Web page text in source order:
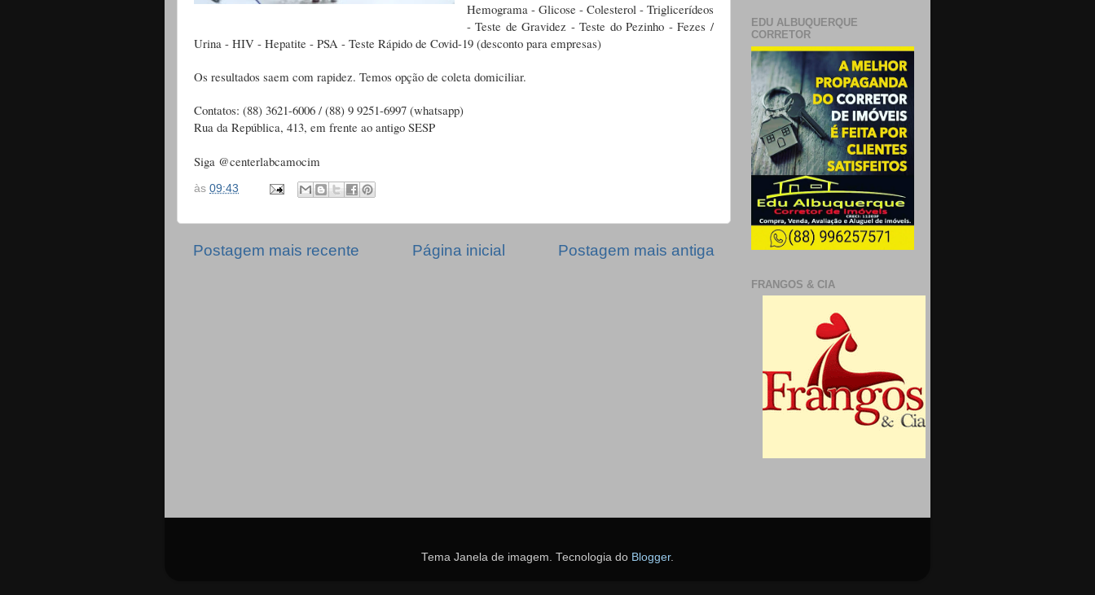
Hemograma - Glicose - Colesterol - Triglicerídeos
- Teste de Gravidez - Teste do Pezinho - Fezes /
Urina - HIV - Hepatite - PSA - Teste Rápido de Covid-19 (desconto para empresas)
Os resultados saem com rapidez. Temos opção de coleta domiciliar.
Contatos: (88) 3621-6006 / (88) 9 9251-6997 (whatsapp)
Rua da República, 413, em frente ao antigo SESP
Siga @centerlabcamocim
às 09:43
Postagem mais recente Postagem mais antiga
Página inicial
EDU ALBUQUERQUE
CORRETOR
FRANGOS & CIA
Tema Janela de imagem. Tecnologia do Blogger.